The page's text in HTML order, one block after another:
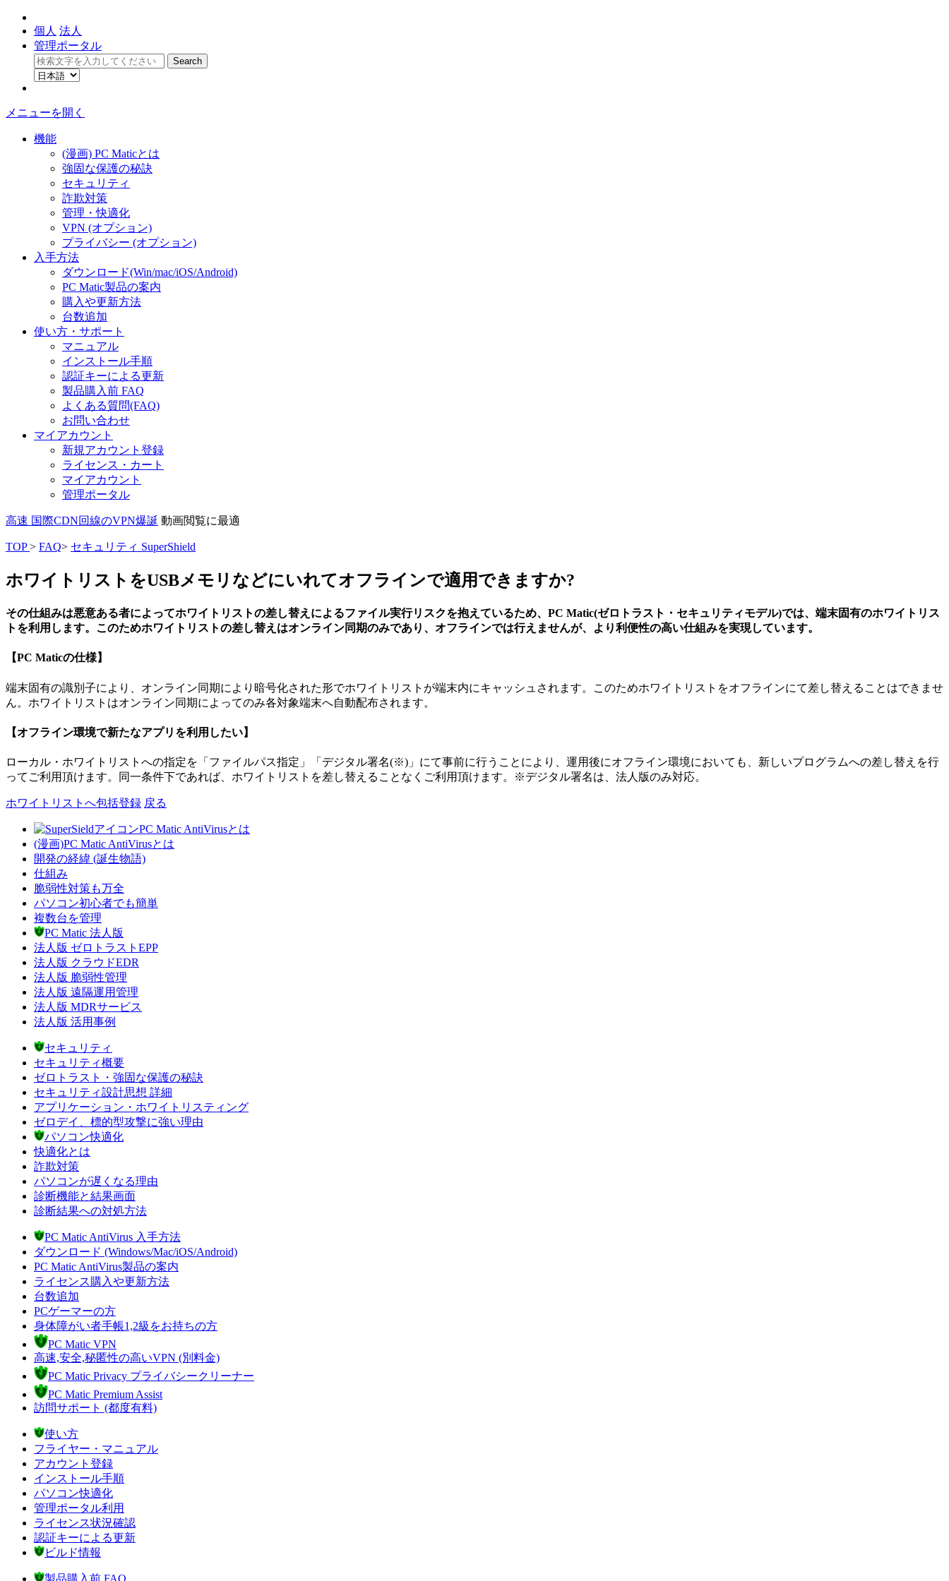
個人 法人
管理ポータル
メニューを開く
機能
(漫画) PC Maticとは
強固な保護の秘訣
セキュリティ
詐欺対策
管理・快適化
VPN (オプション)
プライバシー (オプション)
入手方法
ダウンロード(Win/mac/iOS/Android)
PC Matic製品の案内
購入や更新方法
台数追加
使い方・サポート
マニュアル
インストール手順
認証キーによる更新
製品購入前 FAQ
よくある質問(FAQ)
お問い合わせ
マイアカウント
新規アカウント登録
ライセンス・カート
マイアカウント
管理ポータル
高速 国際CDN回線のVPN爆誕 動画閲覧に最適
TOP> FAQ> セキュリティ SuperShield
ホワイトリストをUSBメモリなどにいれてオフラインで適用できますか?
その仕組みは悪意ある者によってホワイトリストの差し替えによるファイル実行リスクを抱えているため、PC Matic(ゼロトラスト・セキュリティモデル)では、端末固有のホワイトリス
トを利用します。このためホワイトリストの差し替えはオンライン同期のみであり、オフラインでは行えませんが、より利便性の高い仕組みを実現しています。
【PC Maticの仕様】
端末固有の識別子により、オンライン同期により暗号化された形でホワイトリストが端末内にキャッシュされます。このためホワイトリストをオフラインにて差し替えることはできませ
ん。ホワイトリストはオンライン同期によってのみ各対象端末へ自動配布されます。
【オフライン環境で新たなアプリを利用したい】
ローカル・ホワイトリストへの指定を「ファイルパス指定」「デジタル署名(※)」にて事前に行うことにより、運用後にオフライン環境においても、新しいプログラムへの差し替えを行
ってご利用頂けます。同一条件下であれば、ホワイトリストを差し替えることなくご利用頂けます。※デジタル署名は、法人版のみ対応。
ホワイトリストへ包括登録 戻る
PC Matic AntiVirusとは
(漫画)PC Matic AntiVirusとは
開発の経緯 (誕生物語)
仕組み
脆弱性対策も万全
パソコン初心者でも簡単
複数台を管理
PC Matic 法人版
法人版 ゼロトラストEPP
法人版 クラウドEDR
法人版 脆弱性管理
法人版 遠隔運用管理
法人版 MDRサービス
法人版 活用事例
セキュリティ
セキュリティ概要
ゼロトラスト・強固な保護の秘訣
セキュリティ設計思想 詳細
アプリケーション・ホワイトリスティング
ゼロデイ、標的型攻撃に強い理由
パソコン快適化
快適化とは
詐欺対策
パソコンが遅くなる理由
診断機能と結果画面
診断結果への対処方法
PC Matic AntiVirus 入手方法
ダウンロード (Windows/Mac/iOS/Android)
PC Matic AntiVirus製品の案内
ライセンス購入や更新方法
台数追加
PCゲーマーの方
身体障がい者手帳1,2級をお持ちの方
PC Matic VPN
高速,安全,秘匿性の高いVPN (別料金)
PC Matic Privacy プライバシークリーナー
PC Matic Premium Assist
訪問サポート (都度有料)
使い方
フライヤー・マニュアル
アカウント登録
インストール手順
パソコン快適化
管理ポータル利用
ライセンス状況確認
認証キーによる更新
ビルド情報